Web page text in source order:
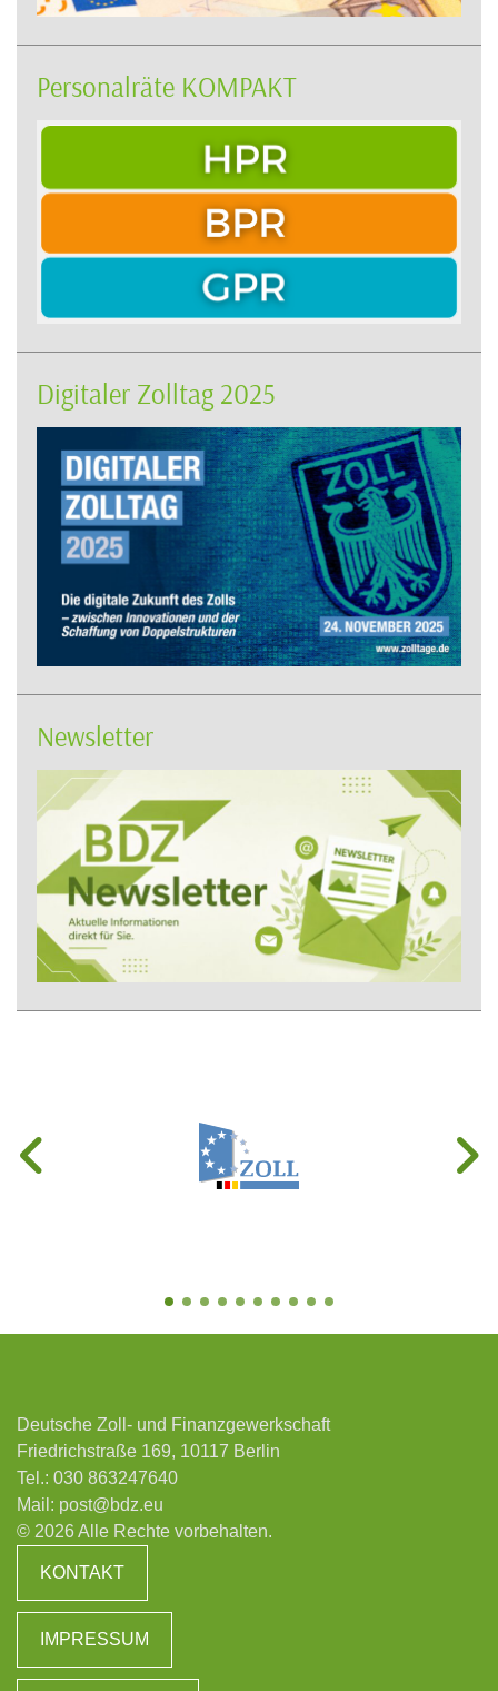
Personalräte KOMPAKT
Digitaler Zolltag 2025
Newsletter
Deutsche Zoll- und Finanzgewerkschaft
Friedrichstraße 169, 10117 Berlin
Tel.: 030 863247640
Mail: post@bdz.eu
© 2026 Alle Rechte vorbehalten.
KONTAKT
IMPRESSUM